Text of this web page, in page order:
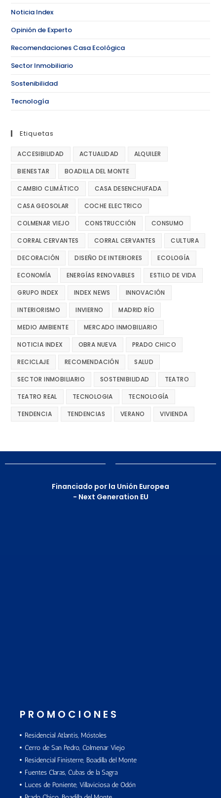
Noticia Index
Opinión de Experto
Recomendaciones Casa Ecológica
Sector Inmobiliario
Sostenibilidad
Tecnología
Etiquetas
ACCESIBILIDAD ACTUALIDAD ALQUILER
BIENESTAR BOADILLA DEL MONTE
CAMBIO CLIMÁTICO CASA DESENCHUFADA
CASA GEOSOLAR COCHE ELECTRICO
COLMENAR VIEJO CONSTRUCCIÓN CONSUMO
CORRAL CERVANTES CORRAL CERVANTES CULTURA
DECORACIÓN DISEÑO DE INTERIORES ECOLOGÍA
ECONOMÍA ENERGÍAS RENOVABLES ESTILO DE VIDA
GRUPO INDEX INDEX NEWS INNOVACIÓN
INTERIORISMO INVIERNO MADRID RÍO
MEDIO AMBIENTE MERCADO INMOBILIARIO
NOTICIA INDEX OBRA NUEVA PRADO CHICO
RECICLAJE RECOMENDACIÓN SALUD
SECTOR INMOBILIARIO SOSTENIBILIDAD TEATRO
TEATRO REAL TECNOLOGIA TECNOLOGÍA
TENDENCIA TENDENCIAS VERANO VIVIENDA
Financiado por la Unión Europea
- Next Generation EU
PROMOCIONES
Residencial Atlantis, Móstoles
Cerro de San Pedro, Colmenar Viejo
Residencial Finisterre, Boadilla del Monte
Fuentes Claras, Cubas de la Sagra
Luces de Poniente, Villaviciosa de Odón